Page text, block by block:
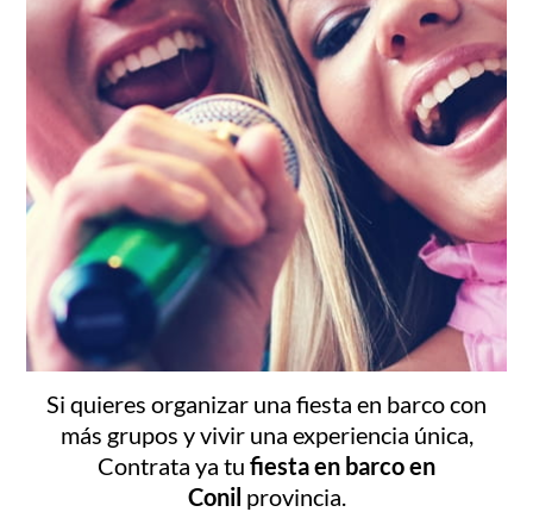
Si quieres organizar una fiesta en barco con
más grupos y vivir una experiencia única,
Contrata ya tu fiesta en barco en
Conil provincia.